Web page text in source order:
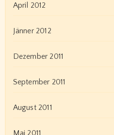
April 2012
Jänner 2012
Dezember 2011
September 2011
August 2011
Mai 2011